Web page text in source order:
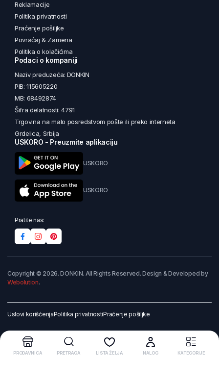
Reklamacije
Politika privatnosti
Praćenje pošiljke
Povraćaj & Zamena
Politika o kolačićima
Podaci o kompaniji
Naziv preduzeća: DONKIN
PIB: 115605220
MB: 68492874
Šifra delatnosti: 4791
Trgovina na malo posredstvom pošte ili preko interneta
Grdelica, Srbija
USKORO - Preuzmite aplikaciju
USKORO
USKORO
Pratite nas:
Copyright © 2026. DONKIN. All Rights Reserved. Design & Developed by
Webolution.
Uslovi korišćenjaPolitika privatnostiPraćenje pošiljke
PRODAVNICA PRETRAGA LISTA ŽELJA NALOG KATEGORIJE